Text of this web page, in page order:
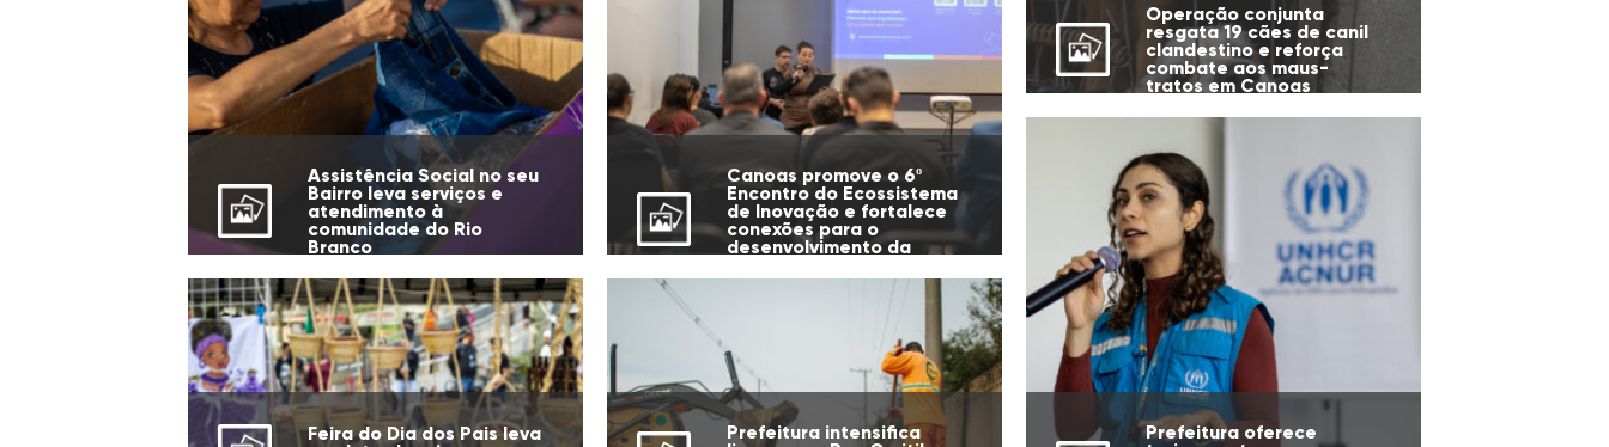
Assistência Social no seu
Bairro leva serviços e
atendimento à
comunidade do Rio
Branco
Canoas promove o 6º
Encontro do Ecossistema
de Inovação e fortalece
conexões para o
desenvolvimento da
Operação conjunta
resgata 19 cães de canil
clandestino e reforça
combate aos maus-
tratos em Canoas
Feira do Dia dos Pais leva Prefeitura intensifica Prefeitura oferece